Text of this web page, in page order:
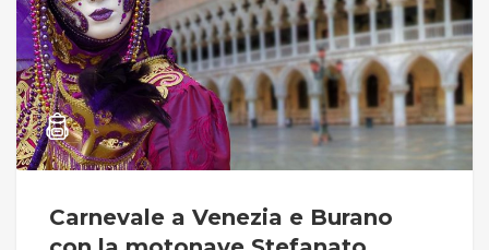
Carnevale a Venezia e Burano